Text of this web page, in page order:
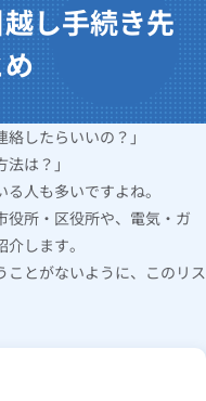
ン
し手続き先
したらいいの？」
は？」
人も多いですよね。
役所・区役所や、電気・ガ
します。
ことがないように、このリス